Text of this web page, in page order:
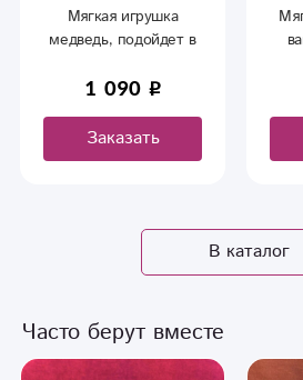
Мягкая игрушка
медведь, подойдет в
родным и близким.
1 090
Заказать
В каталог
Часто берут вместе